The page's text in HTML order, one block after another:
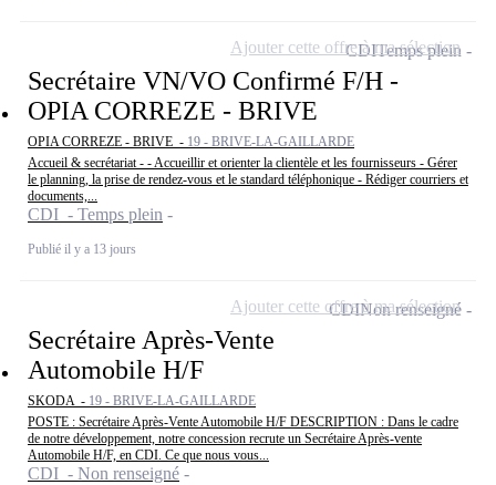
Secrétaire VN/VO Confirmé F/H -
OPIA CORREZE - BRIVE
OPIA CORREZE - BRIVE - 19 - BRIVE-LA-GAILLARDE
Accueil & secrétariat - - Accueillir et orienter la clientèle et les fournisseurs - Gérer
le planning, la prise de rendez-vous et le standard téléphonique - Rédiger courriers et
documents,...
CDI - Temps plein
Publié il y a 13 jours
CDITemps plein
Ajouter cette offre à ma sélection
Secrétaire Après-Vente
Automobile H/F
SKODA - 19 - BRIVE-LA-GAILLARDE
POSTE : Secrétaire Après-Vente Automobile H/F DESCRIPTION : Dans le cadre
de notre développement, notre concession recrute un Secrétaire Après-vente
Automobile H/F, en CDI. Ce que nous vous...
CDI - Non renseigné
CDINon renseigné
Ajouter cette offre à ma sélection